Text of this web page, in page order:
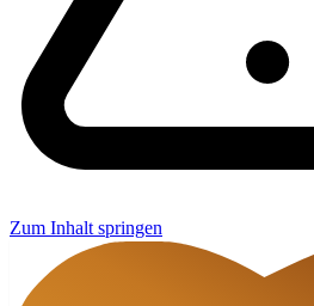
Zum Inhalt springen